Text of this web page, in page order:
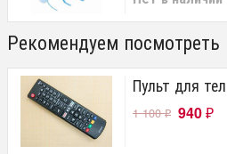
Рекомендуем посмотреть
Пульт для
1 100₽ 940 ₽